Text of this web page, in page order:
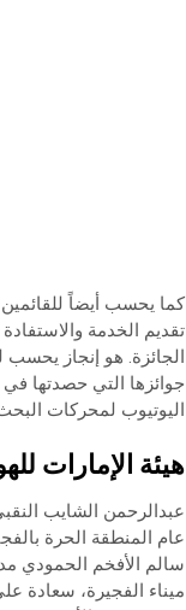
كما يحسب أيضاً
تقديم الخدمة
الجائزة. هو إنجاز يحسب
جوائزها التي حصدتها
اليوتيوب لمحركات
هيئة الإمارات
عبدالرحمن الشايب
عام المنطقة الحرة
سالم الأفخم الحمودي
ميناء الفجيرة، سعادة